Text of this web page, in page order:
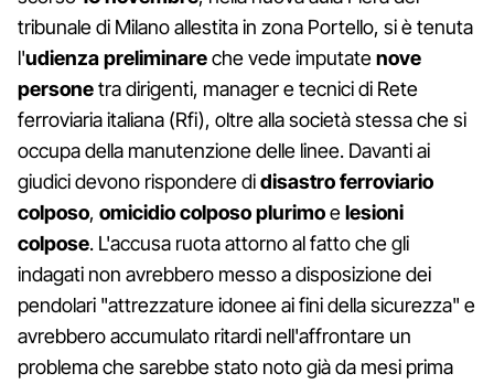
tribunale di Milano allestita in zona Portello, si è tenuta
l'udienza preliminareche vede imputatenove
personetra dirigenti, manager e tecnici di Rete
ferroviaria italiana (Rfi), oltre alla società stessa che si
occupa della manutenzione delle linee. Davanti ai
giudici devono rispondere didisastro ferroviario
colposo, omicidio colposo plurimoelesioni
colpose. L'accusa ruota attorno al fatto che gli
indagati non avrebbero messo a disposizione dei
pendolari "attrezzature idonee ai fini della sicurezza" e
avrebbero accumulato ritardi nell'affrontare un
problema che sarebbe stato noto già da mesi prima